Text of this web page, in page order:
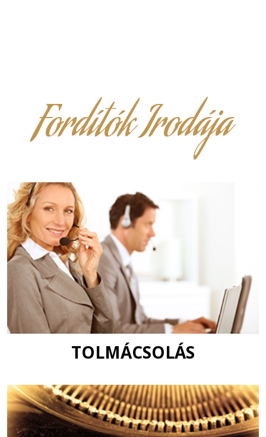
Fordítók Irodája
TOLMÁCSOLÁS